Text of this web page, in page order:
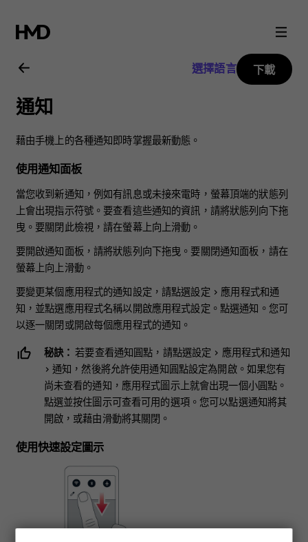
Nokia
8.1
用
戶
指
南
選擇語言 下載
通知
藉由手機上的各種通知即時掌握最新動態。
使用通知面板
當您收到新通知，例如有訊息或未接來電時，螢幕頂端的狀態列
上會出現指示符號。要查看這些通知的資訊，請將狀態列向下拖
曳。要關閉此檢視，請在螢幕上向上滑動。
要開啟通知面板，請將狀態列向下拖曳。要關閉通知面板，請在
螢幕上向上滑動。
要變更某個應用程式的通知設定，請點選設定 > 應用程式和通
知 ，並點選應用程式名稱以開啟應用程式設定。點選通知 。您可
以逐一關閉或開啟每個應用程式的通知。
秘訣： 若要查看通知圓點，請點選設定 > 應用程式和通知
>通知 ，然後將允許使用通知圓點設定為開啟。如果您有
尚未查看的通知，應用程式圖示上就會出現一個小圓點。
點選並按住圖示可查看可用的選項。您可以點選通知將其
開啟，或藉由滑動將其關閉。
使用快速設定圖示